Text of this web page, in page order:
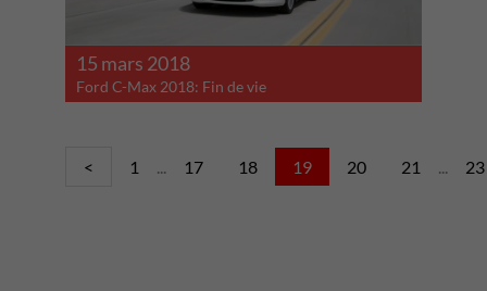
15 mars 2018
Ford C-Max 2018: Fin de vie
< 1 17 18 19 20 21 23